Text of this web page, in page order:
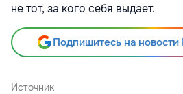
не тот, за кого себя выдает.
Подпишитесь на
Источник